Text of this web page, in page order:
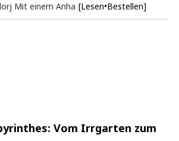
Mit einem Anha [Lesen•Bestellen]
Vom Irrgarten zum